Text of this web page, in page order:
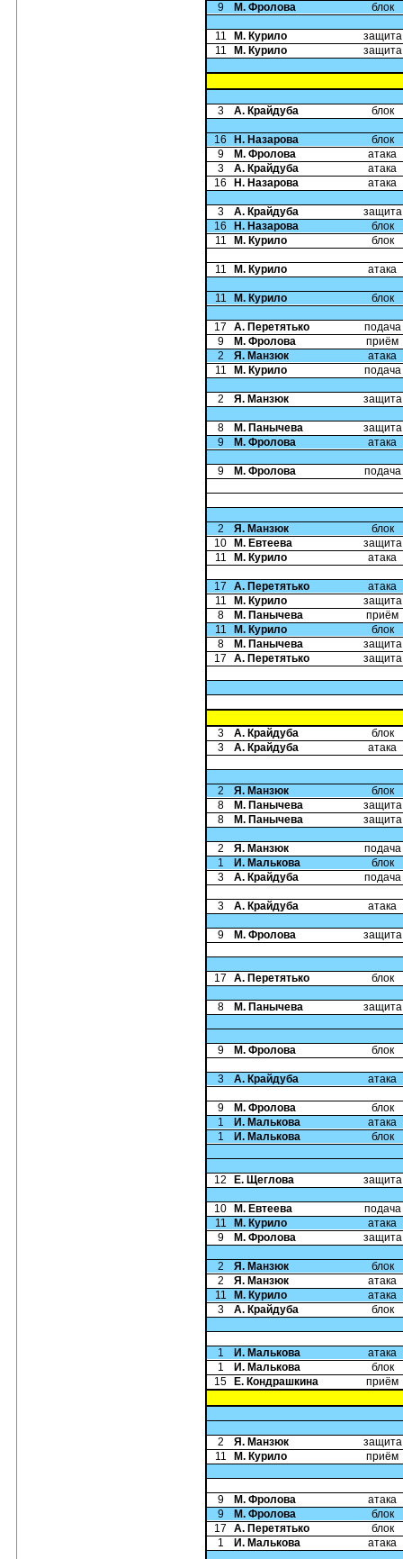
9 М. Фролова блок
11 М. Курило
защита
11
М. Курило защита
3 А. Крайдуба блок
16 Н. Назарова
блок
9
М. Фролова
атака
3
А. Крайдуба
атака
16
Н. Назарова атака
3 А. Крайдуба
защита
16
Н. Назарова
блок
11
М. Курило блок
11 М. Курило атака
11 М. Курило блок
17 А. Перетятько
подача
9
М. Фролова
приём
2
Я. Манзюк
атака
11
М. Курило подача
2 Я. Манзюк защита
8 М. Панычева
защита
9
М. Фролова атака
9 М. Фролова подача
2 Я. Манзюк
блок
10
М. Евтеева
защита
11
М. Курило атака
17 А. Перетятько
атака
11
М. Курило
защита
8
М. Панычева
приём
11
М. Курило
блок
8
М. Панычева
защита
17
А. Перетятько защита
3 А. Крайдуба
блок
3
А. Крайдуба атака
2 Я. Манзюк
блок
8
М. Панычева
защита
8
М. Панычева защита
2 Я. Манзюк
подача
1
И. Малькова
блок
3
А. Крайдуба подача
3 А. Крайдуба атака
9 М. Фролова защита
17 А. Перетятько блок
8 М. Панычева защита
9 М. Фролова блок
3 А. Крайдуба атака
9 М. Фролова
блок
1
И. Малькова
атака
1
И. Малькова блок
12 Е. Щеглова защита
10 М. Евтеева
подача
11
М. Курило
атака
9
М. Фролова защита
2 Я. Манзюк
блок
2
Я. Манзюк
атака
11
М. Курило
атака
3
А. Крайдуба блок
1 И. Малькова
атака
1
И. Малькова
блок
15
Е. Кондрашкина приём
2 Я. Манзюк
защита
11
М. Курило приём
9 М. Фролова
атака
9
М. Фролова
блок
17
А. Перетятько
блок
1
И. Малькова атака